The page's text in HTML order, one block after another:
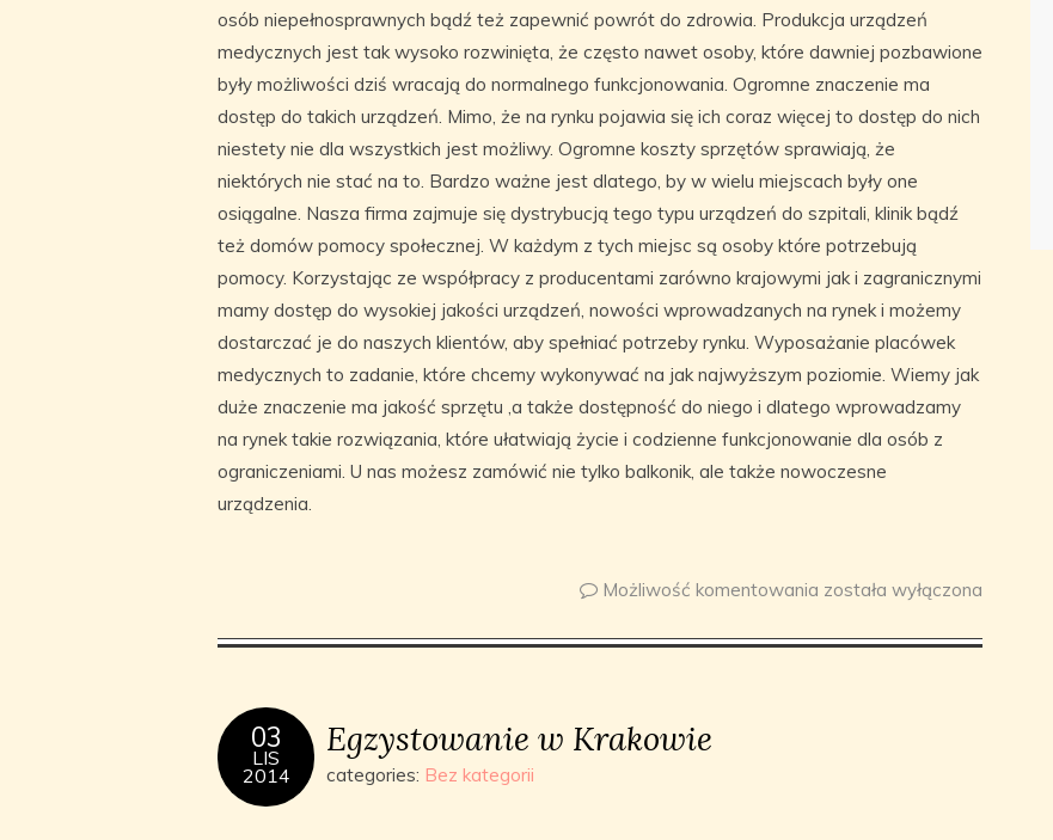
osób niepełnosprawnych bądź też zapewnić powrót do zdrowia. Produkcja urządzeń
medycznych jest tak wysoko rozwinięta, że często nawet osoby, które dawniej pozbawione
były możliwości dziś wracają do normalnego funkcjonowania. Ogromne znaczenie ma
dostęp do takich urządzeń. Mimo, że na rynku pojawia się ich coraz więcej to dostęp do nich
niestety nie dla wszystkich jest możliwy. Ogromne koszty sprzętów sprawiają, że
niektórych nie stać na to. Bardzo ważne jest dlatego, by w wielu miejscach były one
osiągalne. Nasza firma zajmuje się dystrybucją tego typu urządzeń do szpitali, klinik bądź
też domów pomocy społecznej. W każdym z tych miejsc są osoby które potrzebują
pomocy. Korzystając ze współpracy z producentami zarówno krajowymi jak i zagranicznymi
mamy dostęp do wysokiej jakości urządzeń, nowości wprowadzanych na rynek i możemy
dostarczać je do naszych klientów, aby spełniać potrzeby rynku. Wyposażanie placówek
medycznych to zadanie, które chcemy wykonywać na jak najwyższym poziomie. Wiemy jak
duże znaczenie ma jakość sprzętu ,a także dostępność do niego i dlatego wprowadzamy
na rynek takie rozwiązania, które ułatwiają życie i codzienne funkcjonowanie dla osób z
ograniczeniami. U nas możesz zamówić nie tylko balkonik, ale także nowoczesne
urządzenia.
Możliwość komentowania została wyłączona
03
LIS
2014
Egzystowanie w Krakowie
categories: Bez kategorii